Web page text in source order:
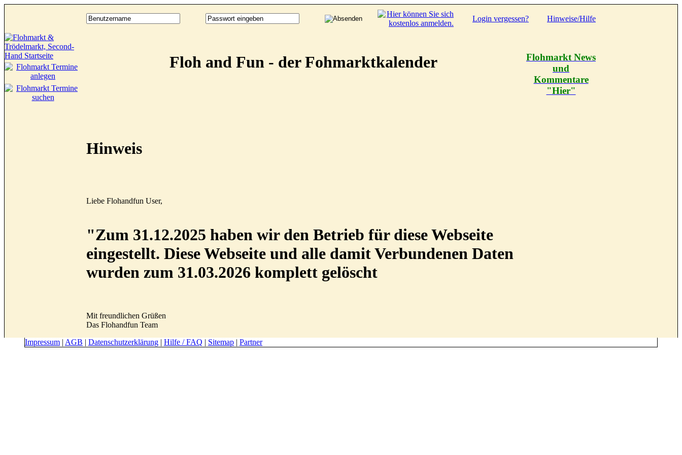
Login vergessen? Hinweise/Hilfe
Floh and Fun - der Fohmarktkalender
Hinweis
Liebe Flohandfun User,
"Zum 31.12.2025 haben wir den Betrieb für diese Webseite
eingestellt. Diese Webseite und alle damit Verbundenen Daten
wurden zum 31.03.2026 komplett gelöscht
Mit freundlichen Grüßen
Das Flohandfun Team
Flohmarkt News
und
Kommentare
"Hier"
Impressum | AGB | Datenschutzerklärung | Hilfe / FAQ | Sitemap | Partner